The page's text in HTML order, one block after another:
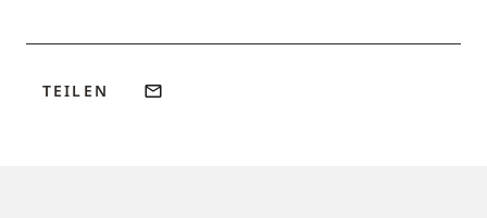
TEILEN